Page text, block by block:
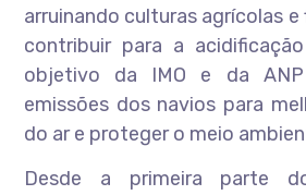
arruinando culturas agrícolas
contribuir para a
objetivo da IMO e da
emissões dos navios para
do ar e proteger o meio
Desde a primeira parte